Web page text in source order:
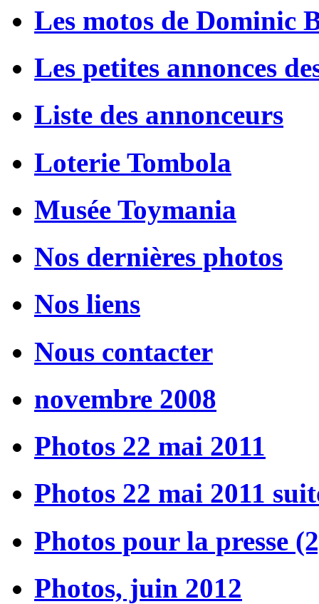
Les motos de Dominic
Les petites annonces
Liste des annonceurs
Loterie Tombola
Musée Toymania
Nos dernières photos
Nos liens
Nous contacter
novembre 2008
Photos 22 mai 2011
Photos 22 mai 2011
Photos pour la presse
Photos, juin 2012